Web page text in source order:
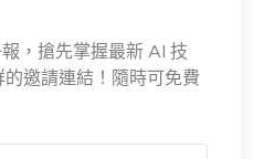
，搶先掌握最新 AI 技
邀請連結！隨時可免費